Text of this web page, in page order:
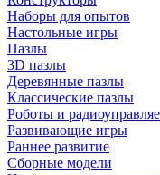
Наборы для опытов
Настольные игры
Пазлы
3D пазлы
Деревянные пазлы
Классические пазлы
Роботы и
Развивающие игры
Раннее развитие
Сборные модели